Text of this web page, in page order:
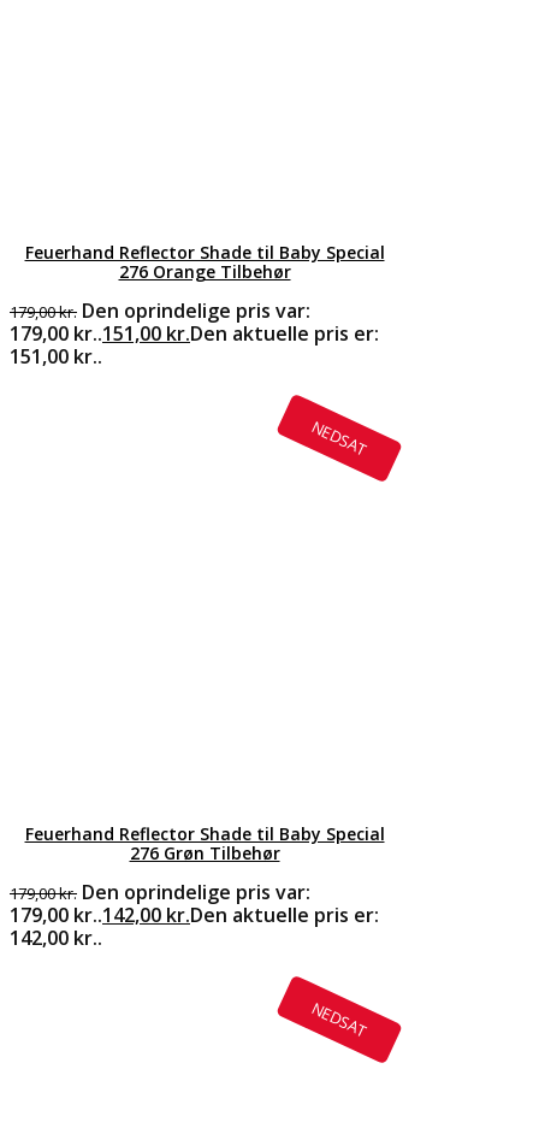
Feuerhand Reflector Shade til Baby Special
276 Orange Tilbehør
179,00kr. Den oprindelige pris var:
179,00 kr..151,00 kr.Den aktuelle pris er:
151,00 kr..
NEDSAT
Feuerhand Reflector Shade til Baby Special
276 Grøn Tilbehør
179,00kr. Den oprindelige pris var:
179,00 kr..142,00 kr.Den aktuelle pris er:
142,00 kr..
NEDSAT